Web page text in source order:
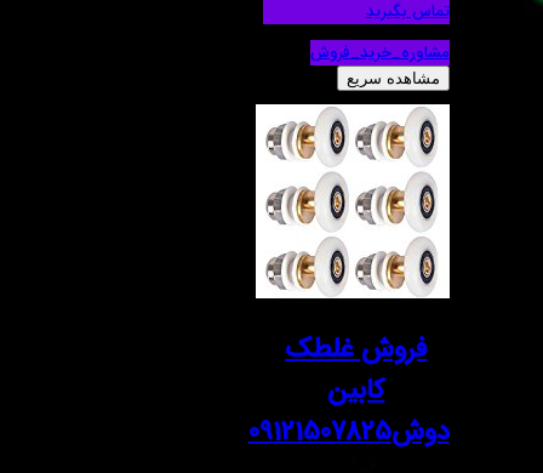
مشاوره_خرید_فروش
مشاهده سریع
فروش غلطک